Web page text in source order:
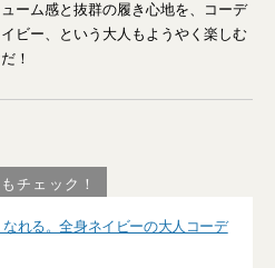
ーム感と抜群の履き心地を、コーデ
ビー、という大人もようやく楽しむ
！
チェック！
れる。全身ネイビーの大人コーデ